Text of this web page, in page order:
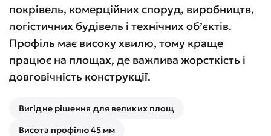
покрівель, комерційних споруд, виробництв,
логістичних будівель і технічних об’єктів.
Профіль має високу хвилю, тому краще
працює на площах, де важлива жорсткість і
довговічність конструкції.
Вигідне рішення для великих площ
Висота профілю 45 мм